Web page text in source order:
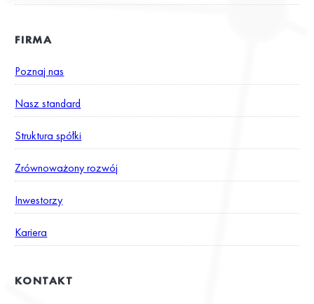
FIRMA
Poznaj nas
Nasz standard
Struktura spółki
Zrównoważony rozwój
Inwestorzy
Kariera
KONTAKT